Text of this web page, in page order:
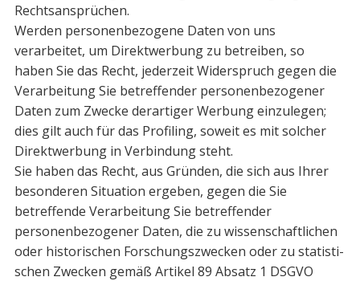
Rechtsansprüchen.
Werden personenbezogene Daten von uns
verarbeitet, um Direktwerbung zu be­treiben, so
haben Sie das Recht, jederzeit Widerspruch gegen die
Verarbeitung Sie betreffender personenbezogener
Daten zum Zwecke derartiger Werbung einzule­gen;
dies gilt auch für das Profiling, soweit es mit solcher
Direktwerbung in Verbin­dung steht.
Sie haben das Recht, aus Gründen, die sich aus Ihrer
besonderen Situation ergeben, gegen die Sie
betreffende Verarbeitung Sie betreffender
personenbezogener Daten, die zu wissenschaftlichen
oder historischen Forschungszwecken oder zu statisti­
schen Zwecken gemäß Artikel 89 Absatz 1 DSGVO